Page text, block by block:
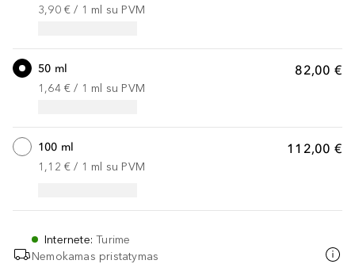
3,90 € / 1 ml su PVM
82,00 €
50 ml
1,64 € / 1 ml su PVM
112,00 €
100 ml
1,12 € / 1 ml su PVM
Internete:Turime
Nemokamas pristatymas